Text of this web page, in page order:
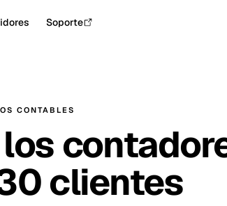
Soporte
CONTABLES
clientes